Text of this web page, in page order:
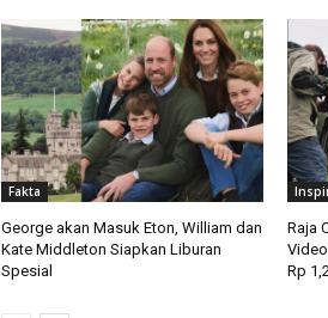
Fakta
George akan Masuk Eton, William dan
Kate Middleton Siapkan Liburan
Spesial
Raja
Rp